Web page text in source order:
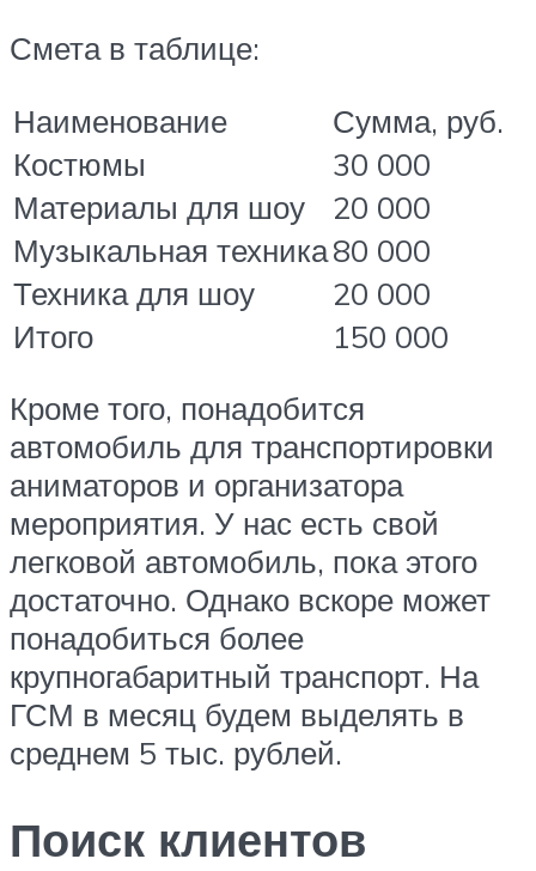
Смета в таблице:
Наименование
Сумма, руб.
Костюмы
30 000
Материалы для шоу
20 000
Музыкальная техника80 000
Техника для шоу
20 000
Итого
150 000
Кроме того, понадобится
автомобиль для транспортировки
аниматоров и организатора
мероприятия. У нас есть свой
легковой автомобиль, пока этого
достаточно. Однако вскоре может
понадобиться более
крупногабаритный транспорт. На
ГСМ в месяц будем выделять в
среднем 5 тыс. рублей.
Поиск клиентов